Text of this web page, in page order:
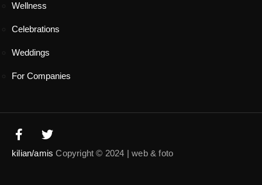
Wellness
Celebrations
Weddings
For Companies
kilian/amis Copyright © 2024 | web & foto